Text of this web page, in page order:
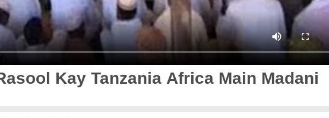
Kay Tanzania Africa Main Madani